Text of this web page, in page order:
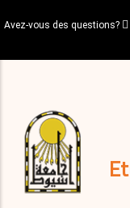
au
principal
Avez-vous des questions?
décisions
Expatriés
Journal